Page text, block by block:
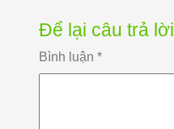
Để lại câu trả lời
Bình luận *